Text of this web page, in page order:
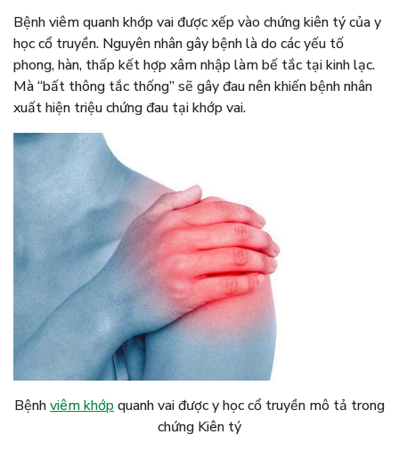
Bệnh viêm quanh khớp vai được xếp vào chứng kiên tý của y
học cổ truyền. Nguyên nhân gây bệnh là do các yếu tố
phong, hàn, thấp kết hợp xâm nhập làm bế tắc tại kinh lạc.
Mà “bất thông tắc thống” sẽ gây đau nên khiến bệnh nhân
xuất hiện triệu chứng đau tại khớp vai.
Bệnhviêm khớpquanh vai được y học cổ truyền mô tả trong
chứng Kiên tý